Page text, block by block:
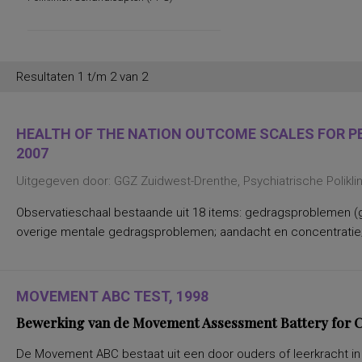
posttraumatische stress
regelvaardigheid
rekenen en wiskunde
sociaal-emotioneel functioneren en
spannings- en vermijdingsaspecten van
interpersoonlijk gedrag
spanningsbehoefte
ADHD, ODD en CD
taal- en communicatieproblemen
taalvaardigheid, receptief
toestandsangst en angstdispositie
Nederlands leesvaardigheid, Nederlands
woordenschat, Engels leesvaardigheid,
Resultaten 1 t/m 2 van 2
HEALTH OF THE NATION OUTCOME SCALES FOR
2007
Uitgegeven door: GGZ Zuidwest-Drenthe, Psychiatrische
Observatieschaal bestaande uit 18 items:
overige mentale gedragsproblemen; aandacht en
MOVEMENT ABC TEST, 1998
Bewerking van de Movement Assessment Battery for
De Movement ABC bestaat uit een door ouders of leerkracht